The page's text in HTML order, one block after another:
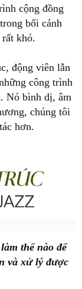
cộng đồng
bối cảnh
khó.
động viên lẫn
công trình
Nó bình dị, âm
chúng tôi
hơn.
thế nào để
và xử lý được